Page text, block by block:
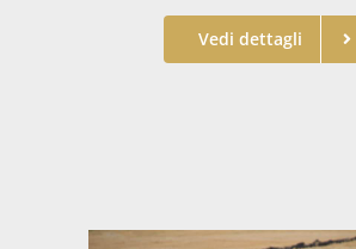
Vedi dettagli